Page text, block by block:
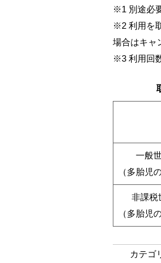
※1 別途必
※2 利用を
場合はキャ
※3 利用回
一般
（多胎児
非課税
（多胎児
カテゴ